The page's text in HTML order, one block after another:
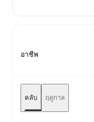
อาชีพ
คลับ ฤดูกาล